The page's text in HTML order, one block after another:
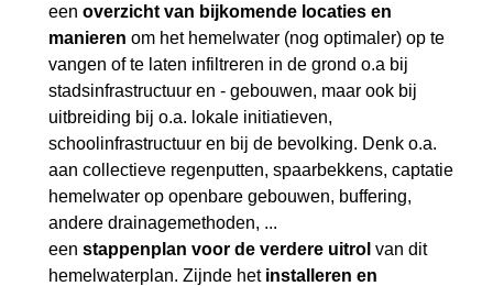
een overzicht van bijkomende locaties en
manieren om het hemelwater (nog optimaler) op te
vangen of te laten infiltreren in de grond o.a bij
stadsinfrastructuur en - gebouwen, maar ook bij
uitbreiding bij o.a. lokale initiatieven,
schoolinfrastructuur en bij de bevolking. Denk o.a.
aan collectieve regenputten, spaarbekkens, captatie
hemelwater op openbare gebouwen, buffering,
andere drainagemethoden, ...
een stappenplan voor de verdere uitrol van dit
hemelwaterplan. Zijnde het installeren en